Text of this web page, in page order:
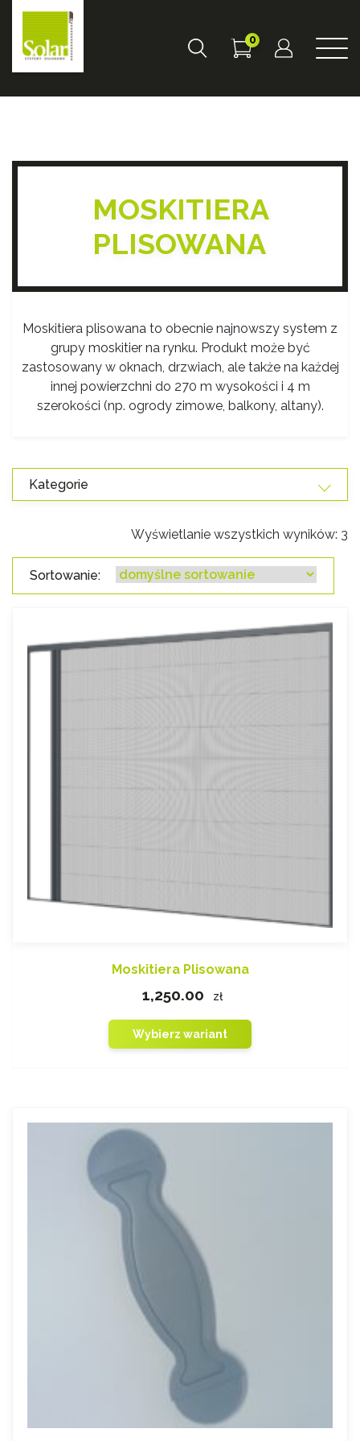
0
MOSKITIERA
PLISOWANA
Moskitiera plisowana to obecnie najnowszy system z
grupy moskitier na rynku. Produkt może być
zastosowany w oknach, drzwiach, ale także na każdej
innej powierzchni do 270 m wysokości i 4 m
szerokości (np. ogrody zimowe, balkony, altany).
Kategorie
Wyświetlanie wszystkich wyników: 3
Sortowanie:
Moskitiera Plisowana
1,250.00 zł
Wybierz wariant